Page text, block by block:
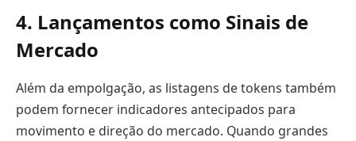
4. Lançamentos como Sinais de
Mercado
Além da empolgação, as listagens de tokens também
podem fornecer indicadores antecipados para
movimento e direção do mercado. Quando grandes